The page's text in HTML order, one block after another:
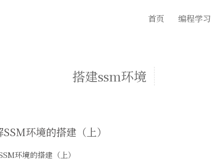
首页 编程学习
搭建ssm环境
环境的搭建（上）
环境的搭建（上）